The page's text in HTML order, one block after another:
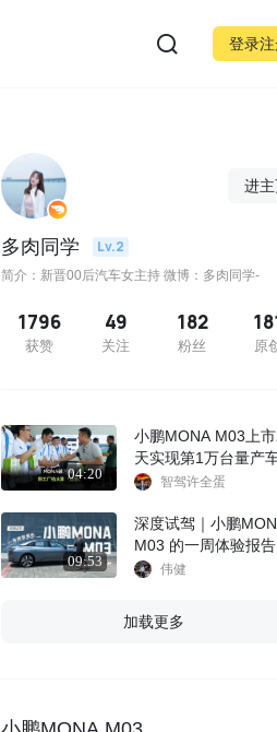
登录
进
多肉同学 Lv.2
简介：新晋00后汽车女主持 微博：多肉同学-
1796
获赞
49
关注
182
粉丝 原
04:20
小鹏MONA M03上
天实现第1万台量产车
线
智驾许全蛋
09:53
深度试驾｜小鹏
M03 的一周体验报告
伟健
加载更多